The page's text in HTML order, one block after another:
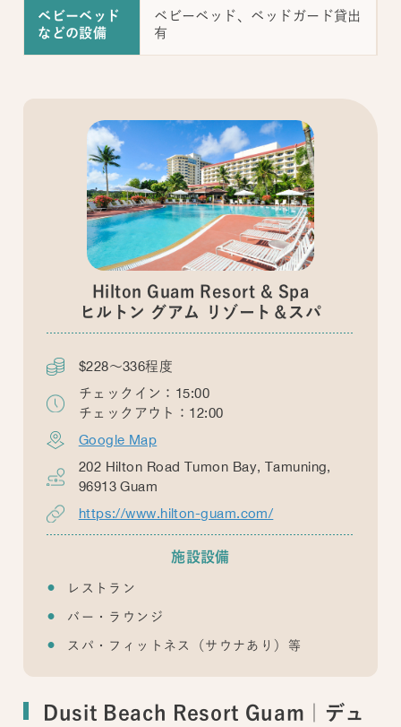
ベビーベッド
などの設備
ベビーベッド、ベッドガード貸出
有
Hilton Guam Resort & Spa
ヒルトン グアム リゾート＆スパ
$228～336程度
チェックイン：15:00
チェックアウト：12:00
Google Map
202 Hilton Road Tumon Bay, Tamuning,
96913 Guam
https://www.hilton-guam.com/
施設設備
レストラン
バー・ラウンジ
スパ・フィットネス（サウナあり）等
Dusit Beach Resort Guam｜デュ